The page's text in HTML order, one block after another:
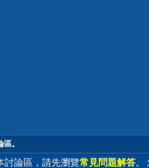
。
討論區，請先瀏覽常見問題解答。